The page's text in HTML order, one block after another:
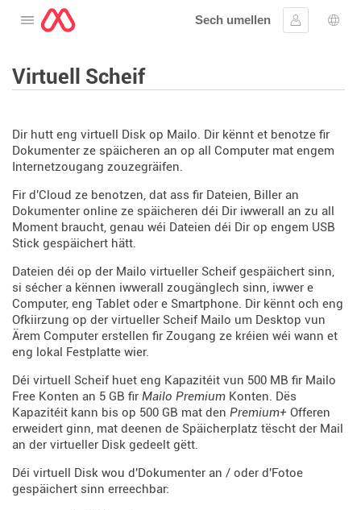
Oppen de Menü
Sech umellen
Umellen
Virtuell Scheif
Dir hutt eng virtuell Disk op Mailo. Dir kënnt et benotze fir
Dokumenter ze späicheren an op all Computer mat engem
Internetzougang zouzegräifen.
Fir d'Cloud ze benotzen, dat ass fir Dateien, Biller an
Dokumenter online ze späicheren déi Dir iwwerall an zu all
Moment braucht, genau wéi Dateien déi Dir op engem USB
Stick gespäichert hätt.
Dateien déi op der Mailo virtueller Scheif gespäichert sinn,
si sécher a kënnen iwwerall zougänglech sinn, iwwer e
Computer, eng Tablet oder e Smartphone. Dir kënnt och eng
Ofkiirzung op der virtueller Scheif Mailo um Desktop vun
Ärem Computer erstellen fir Zougang ze kréien wéi wann et
eng lokal Festplatte wier.
Déi virtuell Scheif huet eng Kapazitéit vun 500 MB fir Mailo
Free Konten an 5 GB fir Mailo Premium Konten. Dës
Kapazitéit kann bis op 500 GB mat den Premium+ Offeren
erweidert ginn, mat deenen de Späicherplatz tëscht der Mail
an der virtueller Disk gedeelt gëtt.
Déi virtuell Disk wou d'Dokumenter an / oder d'Fotoe
gespäichert sinn erreechbar: